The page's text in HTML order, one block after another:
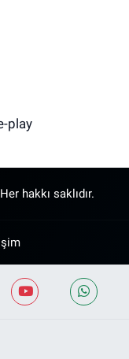
hakkı saklıdır.